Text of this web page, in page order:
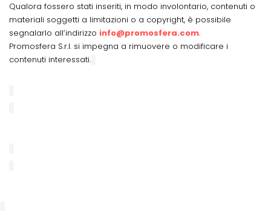
Qualora fossero stati inseriti, in modo involontario, contenuti o
materiali soggetti a limitazioni o a copyright, è possibile
segnalarlo all’indirizzo info@promosfera.com.
Promosfera S.r.l. si impegna a rimuovere o modificare i
contenuti interessati.